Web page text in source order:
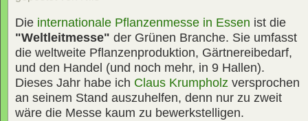
Die internationale Pflanzenmesse in Essen ist die
"Weltleitmesse" der Grünen Branche. Sie umfasst
die weltweite Pflanzenproduktion, Gärtnereibedarf,
und den Handel (und noch mehr, in 9 Hallen).
Dieses Jahr habe ich Claus Krumpholz versprochen
an seinem Stand auszuhelfen, denn nur zu zweit
wäre die Messe kaum zu bewerkstelligen.